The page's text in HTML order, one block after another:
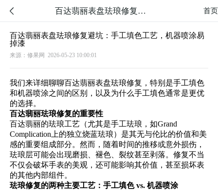
 首页
百达翡丽表盘珐琅修复避坑：手工填色工艺，机器喷涂易掉漆
百达翡丽表盘珐琅修复避坑：手工填色工艺，机器喷涂易
掉漆
来源：修果网 2026-05-23 10:00:01
我们来详细聊聊百达翡丽表盘珐琅修复，特别是手工填色
和机器喷涂之间的区别，以及为什么手工填色通常是更优
的选择。
百达翡丽珐琅修复的重要性
百达翡丽的珐琅工艺（尤其是手工珐琅，如Grand
Complication上的独立烧蓝珐琅）是其无与伦比的价值和美
感的重要组成部分。然而，随着时间的推移或意外损伤，
珐琅层可能会出现磨损、褪色、裂纹甚至剥落。修复不当
不仅会破坏手表的美观，还可能影响其价值，甚至损坏表
的其他内部组件。
珐琅修复的两种主要工艺：手工填色 vs. 机器喷涂